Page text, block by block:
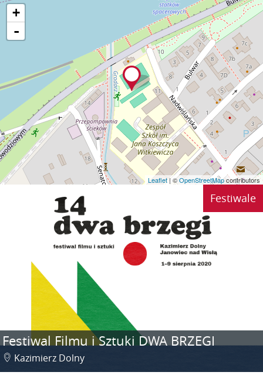
+
-
Leaflet| ©OpenStreetMapcontributors
Festiwale
Festiwal Filmu i Sztuki DWA BRZEGI
Kazimierz Dolny